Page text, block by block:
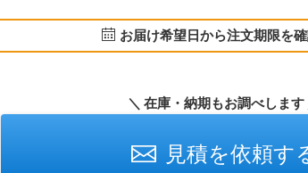
お届け希望日から注文期限を
＼ 在庫・納期もお調べします
見積を依頼す